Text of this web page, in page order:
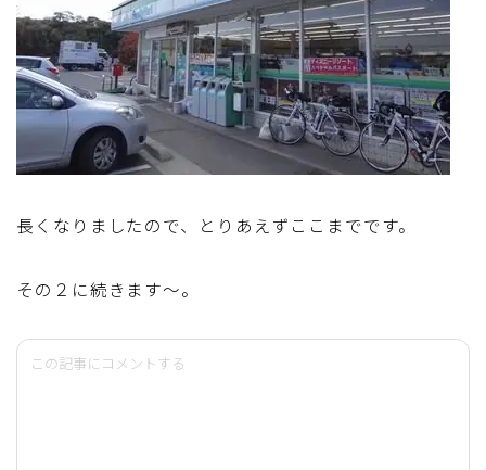
長くなりましたので、とりあえずここまでです。
その２に続きます～。